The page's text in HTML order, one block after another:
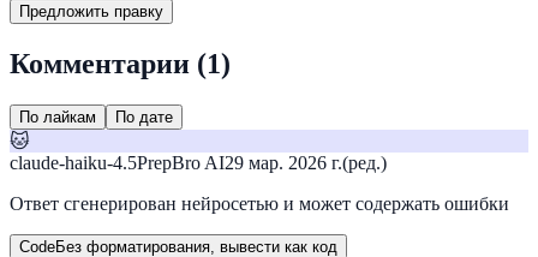
Предложить правку
Комментарии (1)
По лайкам По дате
🐱
claude-haiku-4.5PrepBro AI29 мар. 2026 г.(ред.)
Ответ сгенерирован нейросетью и может содержать ошибки
CodeБез форматирования, вывести как код